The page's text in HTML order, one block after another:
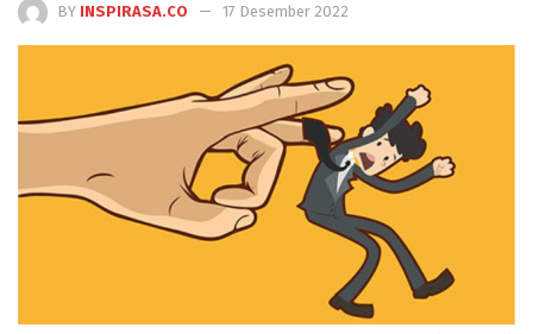
BY INSPIRASA.CO 17 Desember 2022